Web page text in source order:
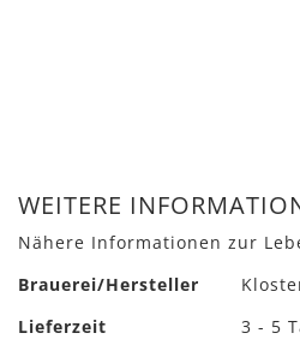
WEITERE
Nähere Informationen zur
Mehr
Brauerei/Hersteller
Lieferzeit
3 - 5